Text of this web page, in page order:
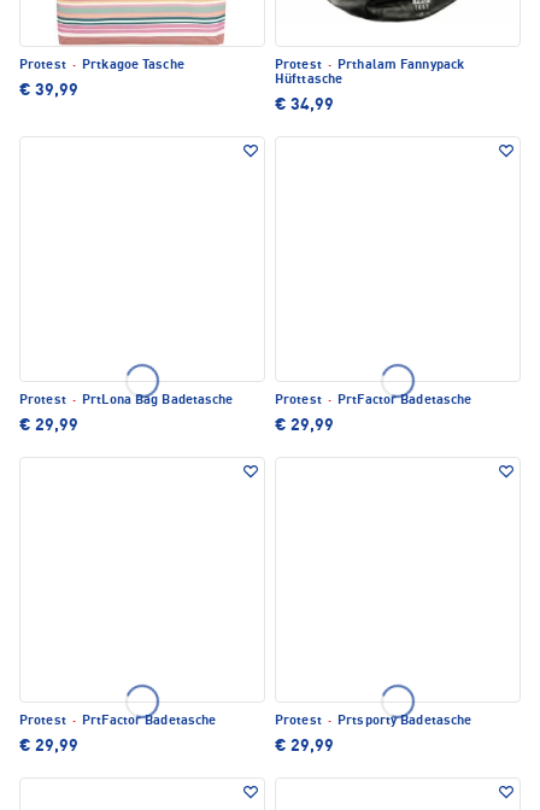
Protest · Prtkagoe Tasche
€ 39,99
Protest · Prthalam Fannypack
Hüfttasche
€ 34,99
Protest · PrtLona Bag Badetasche
€ 29,99
Protest · PrtFactor Badetasche
€ 29,99
Protest · PrtFactor Badetasche
€ 29,99
Protest · Prtsporty Badetasche
€ 29,99